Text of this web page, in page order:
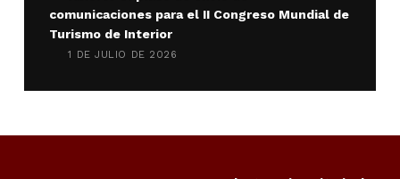
comunicaciones para el II Congreso Mundial de
Turismo de Interior
1 DE JULIO DE 2026